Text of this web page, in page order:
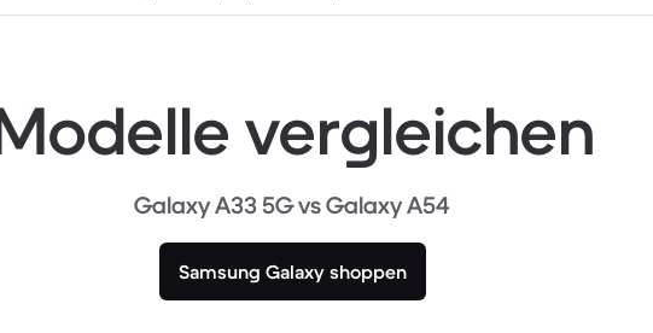
vergleichen
Galaxy A33 5G vs Galaxy A54
Samsung Galaxy shoppen